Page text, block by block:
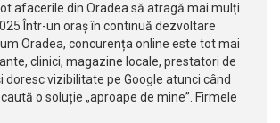
afacerile din Oradea să atragă mai mulți
Într-un oraș în continuă dezvoltare
Oradea, concurența online este tot mai
clinici, magazine locale, prestatori de
doresc vizibilitate pe Google atunci când
o soluție „aproape de mine”. Firmele